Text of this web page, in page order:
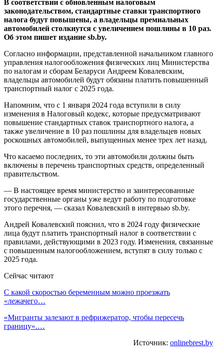
В соответствии с обновленным налоговым
законодательством, стандартные ставки транспортного
налога будут повышены, а владельцы премиальных
автомобилей столкнутся с увеличением пошлины в 10 раз.
Об этом пишет издание sb.by.
Согласно информации, представленной начальником главного
управления налогообложения физических лиц Министерства
по налогам и сборам Беларуси Андреем Ковалевским,
владельцы автомобилей будут обязаны платить повышенный
транспортный налог с 2025 года.
Напомним, что с 1 января 2024 года вступили в силу
изменения в Налоговый кодекс, которые предусматривают
повышение стандартных ставок транспортного налога, а
также увеличение в 10 раз пошлины для владельцев новых
роскошных автомобилей, выпущенных менее трех лет назад.
Что касаемо последних, то эти автомобили должны быть
включены в перечень транспортных средств, определенный
правительством.
— В настоящее время министерство и заинтересованные
государственные органы уже ведут работу по подготовке
этого перечня, — сказал Ковалевский в интервью sb.by.
Андрей Ковалевский пояснил, что в 2024 году физические
лица будут платить транспортный налог в соответствии с
правилами, действующими в 2023 году. Изменения, связанные
с повышенным налогообложением, вступят в силу только с
2025 года.
Сейчас читают
С какой скоростью беременным можно проезжать
«лежачего…
«Мигранты залезают в рефрижератор, чтобы пересечь
границу».…
Источник: onlinebrest.by